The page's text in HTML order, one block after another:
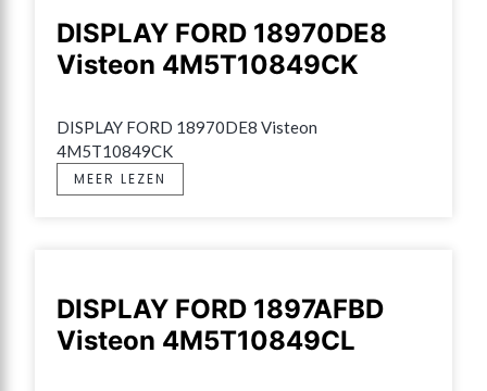
DISPLAY FORD 18970DE8
Visteon 4M5T10849CK
DISPLAY FORD 18970DE8 Visteon
4M5T10849CK
MEER LEZEN
DISPLAY FORD 1897AFBD
Visteon 4M5T10849CL